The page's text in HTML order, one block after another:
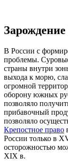
В России с
проблемы.
страны внутри
выхода к морю,
огромной
оборону южных
позволяло
прибавочный
позволяло
Крепостное право
России только в
осторожностью
XIX в.